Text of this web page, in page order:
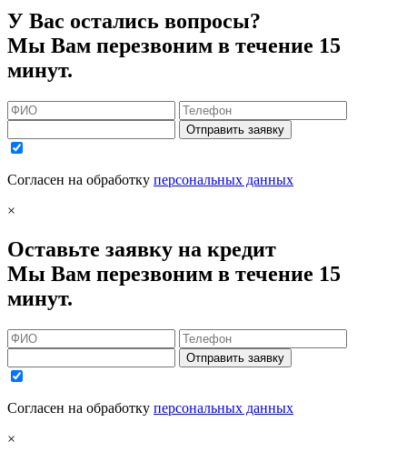
У Вас остались вопросы?
Мы Вам перезвоним в течение 15
минут.
Отправить заявку
Согласен на обработку персональных данных
×
Оставьте заявку на кредит
Мы Вам перезвоним в течение 15
минут.
Отправить заявку
Согласен на обработку персональных данных
×